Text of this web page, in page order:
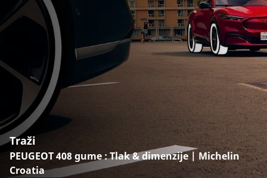
Traži
PEUGEOT 408 gume : Tlak & dimenzije | Michelin
Croatia